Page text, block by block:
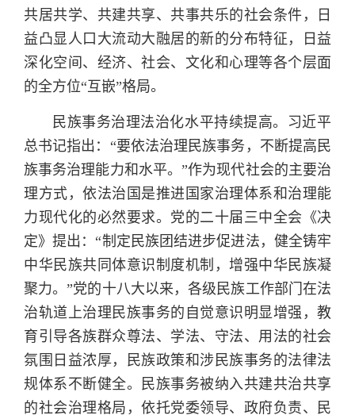
共居共学、共建共享、共事共乐的社会条件，日
益凸显人口大流动大融居的新的分布特征，日益
深化空间、经济、社会、文化和心理等各个层面
的全方位“互嵌”格局。
民族事务治理法治化水平持续提高。习近平
总书记指出：“要依法治理民族事务，不断提高民
族事务治理能力和水平。”作为现代社会的主要治
理方式，依法治国是推进国家治理体系和治理能
力现代化的必然要求。党的二十届三中全会《决
定》提出：“制定民族团结进步促进法，健全铸牢
中华民族共同体意识制度机制，增强中华民族凝
聚力。”党的十八大以来，各级民族工作部门在法
治轨道上治理民族事务的自觉意识明显增强，教
育引导各族群众尊法、学法、守法、用法的社会
氛围日益浓厚，民族政策和涉民族事务的法律法
规体系不断健全。民族事务被纳入共建共治共享
的社会治理格局，依托党委领导、政府负责、民